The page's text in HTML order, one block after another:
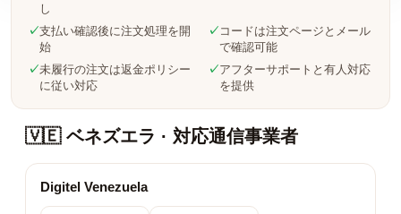
し
✓支払い確認後に注文処理を開
始
✓ コードは注文ページとメール
で確認可能
✓未履行の注文は返金ポリシー
に従い対応
✓アフターサポートと有人対応
を提供
🇻🇪 ベネズエラ · 対応通信事業者
Digitel Venezuela